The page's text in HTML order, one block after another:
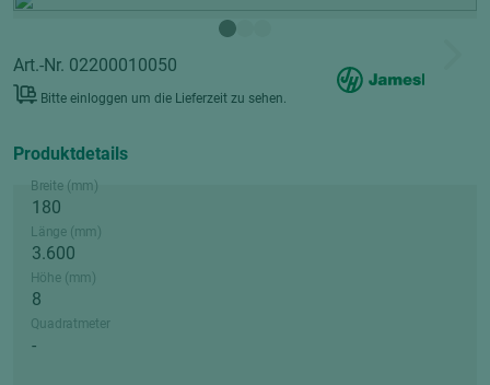
Art.-Nr. 02200010050
Bitte einloggen um die Lieferzeit zu sehen.
Produktdetails
Breite (mm)
Länge (mm)
Höhe (mm)
Quadratmeter